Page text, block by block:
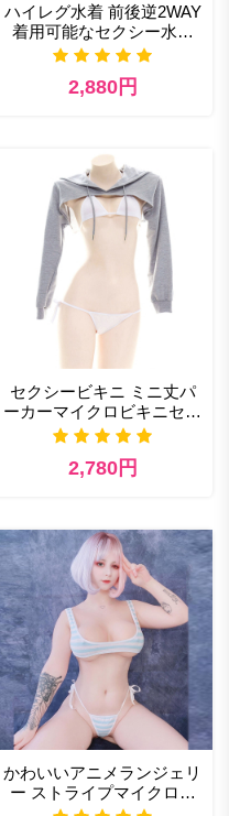
ハイレグ水着 前後逆2WAY
着用可能なセクシー水着
セクシービキニ
2,880円
セクシービキニ ミニ丈パ
ーカーマイクロビキニセッ
ト ストリングビキニ
2,780円
かわいいアニメランジェリ
ー ストライプマイクロビ